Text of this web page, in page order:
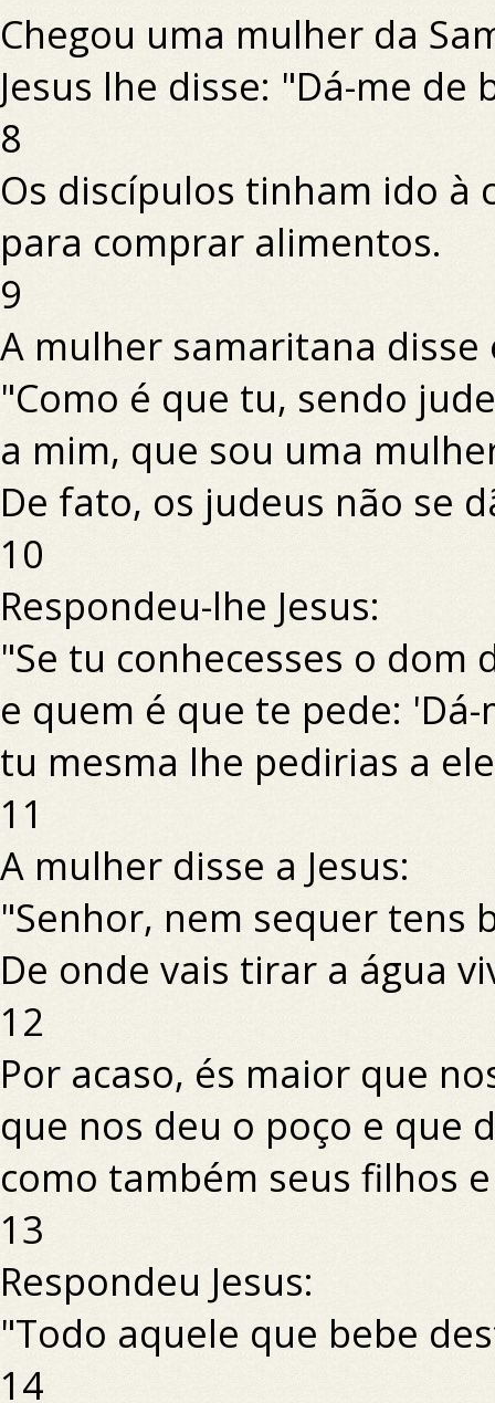
Chegou uma mulher da
Jesus lhe disse: "Dá-me de
8
Os discípulos tinham ido à
para comprar alimentos.
9
A mulher samaritana disse
"Como é que tu, sendo
a mim, que sou uma
De fato, os judeus não se
10
Respondeu-lhe Jesus:
"Se tu conhecesses o dom
e quem é que te pede:
tu mesma lhe pedirias a
11
A mulher disse a Jesus:
"Senhor, nem sequer tens
De onde vais tirar a água
12
Por acaso, és maior que
que nos deu o poço e que
como também seus filhos
13
Respondeu Jesus:
"Todo aquele que bebe
14